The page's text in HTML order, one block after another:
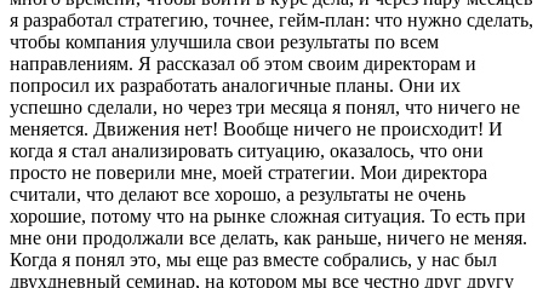
я разработал стратегию, точнее, гейм-план: что нужно сделать,
чтобы компания улучшила свои результаты по всем
направлениям. Я рассказал об этом своим директорам и
попросил их разработать аналогичные планы. Они их
успешно сделали, но через три месяца я понял, что ничего не
меняется. Движения нет! Вообще ничего не происходит! И
когда я стал анализировать ситуацию, оказалось, что они
просто не поверили мне, моей стратегии. Мои директора
считали, что делают все хорошо, а результаты не очень
хорошие, потому что на рынке сложная ситуация. То есть при
мне они продолжали все делать, как раньше, ничего не меняя.
Когда я понял это, мы еще раз вместе собрались, у нас был
двухдневный семинар, на котором мы все честно друг другу